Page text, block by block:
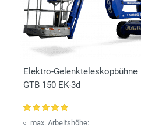
Elektro-Gelenkteleskopbühne
GTB 150 EK-3d
max. Arbeitshöhe: